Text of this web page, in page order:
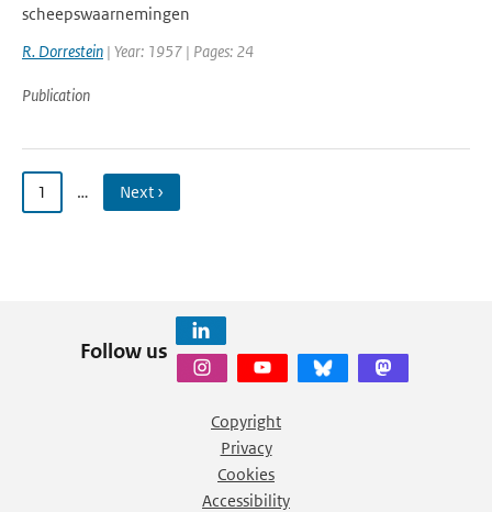
scheepswaarnemingen
R. Dorrestein | Year: 1957 | Pages: 24
Publication
1 … Next ›
Follow us
Copyright
Privacy
Cookies
Accessibility